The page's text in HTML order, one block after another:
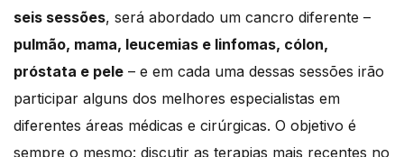
seis sessões, será abordado um cancro diferente –
pulmão, mama, leucemias e linfomas, cólon,
próstata e pele – e em cada uma dessas sessões irão
participar alguns dos melhores especialistas em
diferentes áreas médicas e cirúrgicas. O objetivo é
sempre o mesmo: discutir as terapias mais recentes no